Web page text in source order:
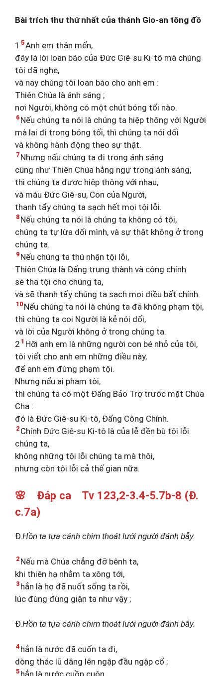
Bài trích thư thứ nhất của thánh Gio-an tông đồ
1 5Anh em thân mến,
đây là lời loan báo của Đức Giê-su Ki-tô mà chúng
tôi đã nghe,
và nay chúng tôi loan báo cho anh em :
Thiên Chúa là ánh sáng ;
nơi Người, không có một chút bóng tối nào.
6 Nếu chúng ta nói là chúng ta hiệp thông với Người
mà lại đi trong bóng tối, thì chúng ta nói dối
và không hành động theo sự thật.
7 Nhưng nếu chúng ta đi trong ánh sáng
cũng như Thiên Chúa hằng ngự trong ánh sáng,
thì chúng ta được hiệp thông với nhau,
và máu Đức Giê-su, Con của Người,
thanh tẩy chúng ta sạch hết mọi tội lỗi.
8 Nếu chúng ta nói là chúng ta không có tội,
chúng ta tự lừa dối mình, và sự thật không ở trong
chúng ta.
9 Nếu chúng ta thú nhận tội lỗi,
Thiên Chúa là Đấng trung thành và công chính
sẽ tha tội cho chúng ta,
và sẽ thanh tẩy chúng ta sạch mọi điều bất chính.
10 Nếu chúng ta nói là chúng ta đã không phạm tội,
thì chúng ta coi Người là kẻ nói dối,
và lời của Người không ở trong chúng ta.
2 1 Hỡi anh em là những người con bé nhỏ của tôi,
tôi viết cho anh em những điều này,
để anh em đừng phạm tội.
Nhưng nếu ai phạm tội,
thì chúng ta có một Đấng Bảo Trợ trước mặt Chúa
Cha :
đó là Đức Giê-su Ki-tô, Đấng Công Chính.
2 Chính Đức Giê-su Ki-tô là của lễ đền bù tội lỗi
chúng ta,
không những tội lỗi chúng ta mà thôi,
nhưng còn tội lỗi cả thế gian nữa.
🌸 Đáp ca Tv 123,2-3.4-5.7b-8 (Đ.
c.7a)
Đ.Hồn ta tựa cánh chim thoát lưới người đánh bẫy.
2 Nếu mà Chúa chẳng đỡ bênh ta,
khi thiên hạ nhằm ta xông tới,
3 hẳn là họ đã nuốt sống ta rồi,
lúc đùng đùng giận ta như vậy ;
Đ.Hồn ta tựa cánh chim thoát lưới người đánh bẫy.
4 hẳn là nước đã cuốn ta đi,
dòng thác lũ dâng lên ngập đầu ngập cổ ;
5 hẳn là nước cuồn cuộn